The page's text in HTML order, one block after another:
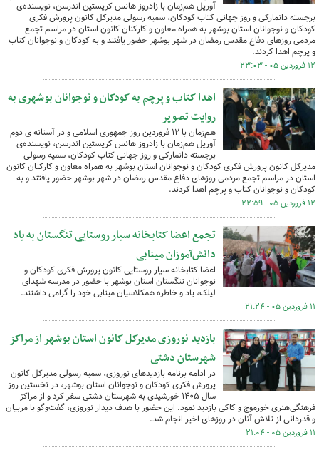
آوریل هم‌زمان با زادروز هانس کریستین اندرسن، نویسنده‌ی
برجسته دانمارکی و روز جهانی کتاب کودکان، سمیه رسولی مدیرکل کانون پرورش فکری
کودکان و نوجوانان استان بوشهر به همراه معاون و کارکنان کانون استان در مراسم تجمع
مردمی روزهای دفاع مقدس رمضان در شهر بوشهر حضور یافتند و به کودکان و نوجوانان کتاب
و پرچم اهدا کردند.
۱۲ فروردین ۰۵ - ۲۳:۰۳
اهدا کتاب و پرچم به کودکان و نوجوانان بوشهری به
روایت تصویر
هم‌زمان با ۱۲ فروردین روز جمهوری اسلامی و در آستانه ی دوم
آوریل هم‌زمان با زادروز هانس کریستین اندرسن، نویسنده‌ی
برجسته دانمارکی و روز جهانی کتاب کودکان، سمیه رسولی
مدیرکل کانون پرورش فکری کودکان و نوجوانان استان بوشهر به همراه معاون و کارکنان کانون
استان در مراسم تجمع مردمی روزهای دفاع مقدس رمضان در شهر بوشهر حضور یافتند و به
کودکان و نوجوانان کتاب و پرچم اهدا کردند.
۱۲ فروردین ۰۵ - ۲۲:۵۹
تجمع اعضا کتابخانه سیار روستایی تنگستان به یاد
دانش‌آموزان مینابی
اعضا کتابخانه سیار روستایی کانون پرورش فکری کودکان و
نوجوانان تنگستان استان بوشهر با حضور در مدرسه شهدای
لیلک، یاد و خاطره همکلاسیان مینابی خود را گرامی داشتند.
۱۱ فروردین ۰۵ - ۲۱:۲۴
بازدید نوروزی مدیرکل کانون استان بوشهر از مراکز
شهرستان دشتی
در ادامه برنامه بازدیدهای نوروزی، سمیه رسولی مدیرکل کانون
پرورش فکری کودکان و نوجوانان استان بوشهر، در نخستین روز
سال ۱۴۰۵ خورشیدی به شهرستان دشتی سفر کرد و از مراکز
فرهنگی‌هنری خورموج و کاکی بازدید نمود. این حضور با هدف دیدار نوروزی، گفت‌وگو با مربیان
و قدردانی از تلاش آنان در روزهای اخیر انجام شد.
۱۱ فروردین ۰۵ - ۲۱:۰۴